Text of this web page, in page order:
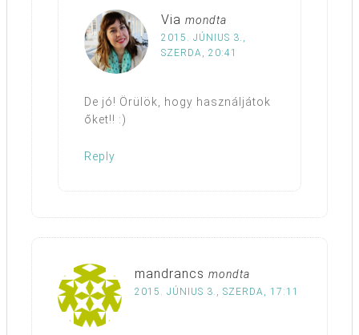
Via mondta
2015. JÚNIUS 3.,
SZERDA, 20:41
De jó! Örülök, hogy használjátok
őket!! :)
Reply
mandrancs mondta
2015. JÚNIUS 3., SZERDA, 17:11